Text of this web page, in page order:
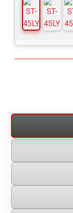
LIÊN HỆ